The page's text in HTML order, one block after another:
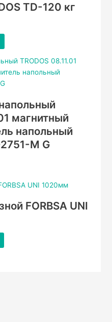
TD-120 кг
магнитный
напольный
М G
FORBSA UNI